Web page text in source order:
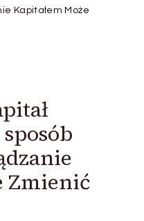
Kapitałem Może
Zmienić